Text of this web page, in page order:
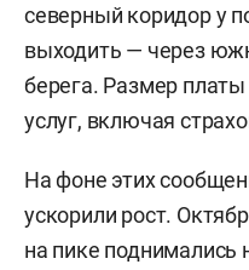
северный коридор у
выходить — через
берега. Размер
услуг, включая
На фоне этих
ускорили рост.
на пике поднимались